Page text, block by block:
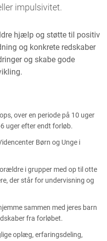
impulsivitet.
hjælp og støtte til positiv
og konkrete redskaber
og skabe gode
over en periode på 10 uger
uger efter endt forløb.
Børn og Unge i
i grupper med op til otte
der står for undervisning og
sammen med jeres barn
fra forløbet.
oplæg, erfaringsdeling,